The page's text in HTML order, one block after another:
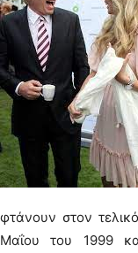
φτάνουν στον
Μαΐου του 1999